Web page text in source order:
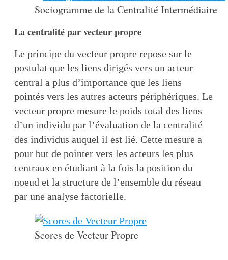
Sociogramme de la Centralité Intermédiaire
La centralité par vecteur propre
Le principe du vecteur propre repose sur le
postulat que les liens dirigés vers un acteur
central a plus d’importance que les liens
pointés vers les autres acteurs périphériques. Le
vecteur propre mesure le poids total des liens
d’un individu par l’évaluation de la centralité
des individus auquel il est lié. Cette mesure a
pour but de pointer vers les acteurs les plus
centraux en étudiant à la fois la position du
noeud et la structure de l’ensemble du réseau
par une analyse factorielle.
Scores de Vecteur Propre